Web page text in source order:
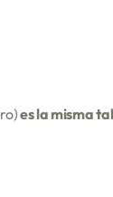
es la misma